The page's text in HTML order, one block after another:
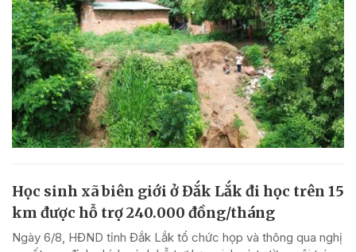
Học sinh xã biên giới ở Đắk Lắk đi học trên 15
km được hỗ trợ 240.000 đồng/tháng
Ngày 6/8, HĐND tỉnh Đắk Lắk tổ chức họp và thông qua nghị